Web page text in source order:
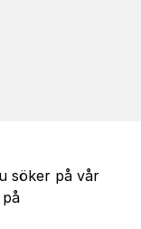
söker på vår